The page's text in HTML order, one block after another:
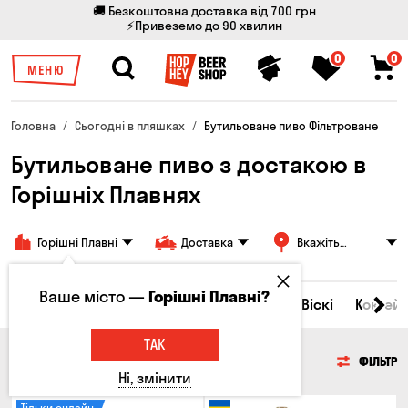
🚚 Безкоштовна доставка від 700 грн
⚡Привеземо до 90 хвилин
МЕНЮ
0 0
Головна Сьогодні в пляшках Бутильоване пиво Фільтроване
Бутильоване пиво з достакою в
Горішніх Плавнях
Горішні Плавні Доставка
Вкажіть
Всі товари Пиво Сидр Вино Віскі
ФІЛЬТР
Ваше місто —Горішні Плавні?
ТАК
Ні, змінити